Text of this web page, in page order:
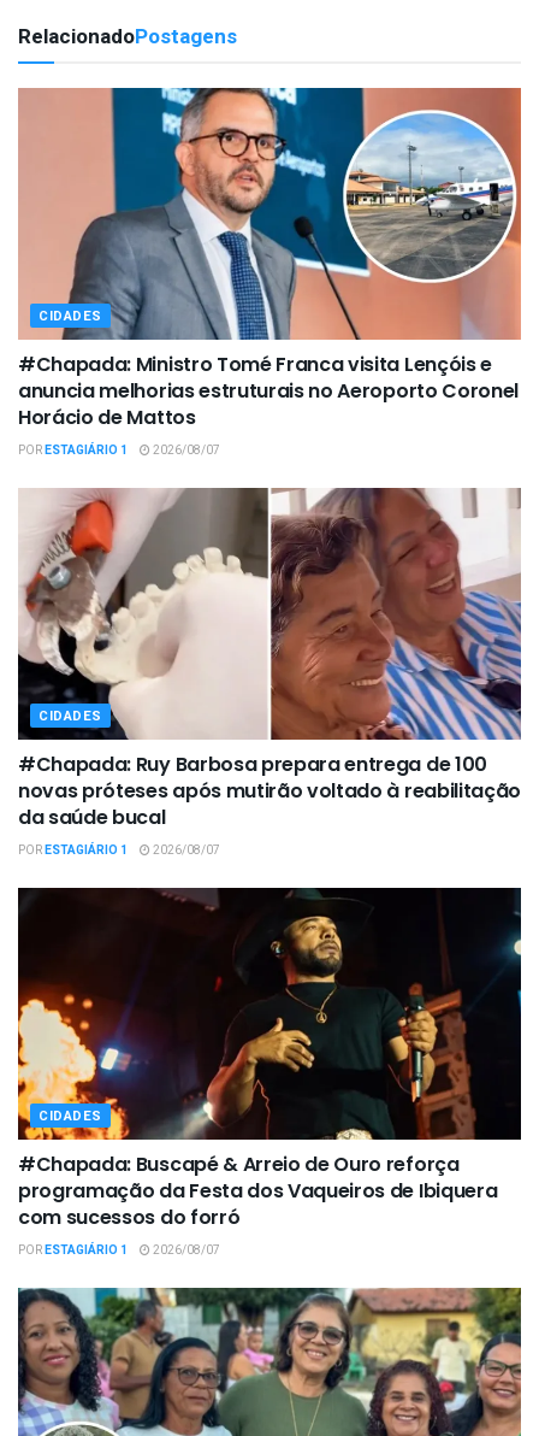
RelacionadoPostagens
CIDADES
#Chapada: Ministro Tomé Franca visita Lençóis e
anuncia melhorias estruturais no Aeroporto Coronel
Horácio de Mattos
PORESTAGIÁRIO 1 2026/08/07
CIDADES
#Chapada: Ruy Barbosa prepara entrega de 100
novas próteses após mutirão voltado à reabilitação
da saúde bucal
PORESTAGIÁRIO 1 2026/08/07
CIDADES
#Chapada: Buscapé & Arreio de Ouro reforça
programação da Festa dos Vaqueiros de Ibiquera
com sucessos do forró
PORESTAGIÁRIO 1 2026/08/07